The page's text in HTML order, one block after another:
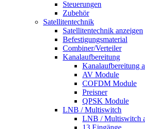
Steuerungen
Zubehör
Satellitentechnik
Satellitentechnik anzeigen
Befestigungsmaterial
Combiner/Verteiler
Kanalaufbereitung
Kanalaufbereitung
AV Module
COFDM Module
Preisner
QPSK Module
LNB / Multiswitch
LNB / Multiswitch